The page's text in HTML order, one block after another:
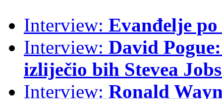
Interview: Evanđelje
Interview: David
izliječio bih Stevea
Interview: Ronald